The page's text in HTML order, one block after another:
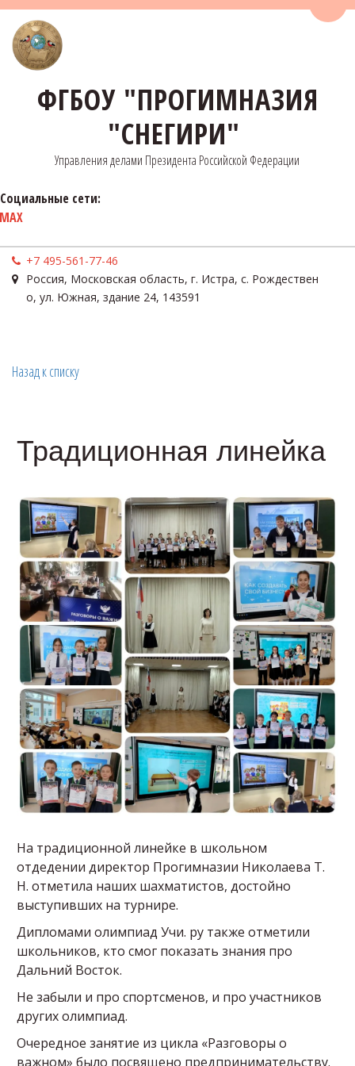
ФГБОУ "ПРОГИМНАЗИЯ
"СНЕГИРИ"
Управления делами Президента Российской Федерации
Социальные сети:
MAX
+7 495-561-77-46
Россия, Московская область, г. Истра, с. Рождествен
о, ул. Южная, здание 24, 143591
Назад к списку
Традиционная линейка
На традиционной линейке в школьном
отдедении директор Прогимназии Николаева Т.
Н. отметила наших шахматистов, достойно
выступивших на турнире.
Дипломами олимпиад Учи. ру также отметили
школьников, кто смог показать знания про
Дальний Восток.
Не забыли и про спортсменов, и про участников
других олимпиад.
Очередное занятие из цикла «Разговоры о
важном» было посвящено предпринимательству.